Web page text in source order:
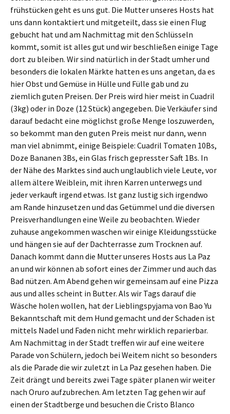
frühstücken geht es uns gut. Die Mutter unseres Hosts hat
uns dann kontaktiert und mitgeteilt, dass sie einen Flug
gebucht hat und am Nachmittag mit den Schlüsseln
kommt, somit ist alles gut und wir beschließen einige Tage
dort zu bleiben. Wir sind natürlich in der Stadt umher und
besonders die lokalen Märkte hatten es uns angetan, da es
hier Obst und Gemüse in Hülle und Fülle gab und zu
ziemlich guten Preisen. Der Preis wird hier meist in Cuadril
(3kg) oder in Doze (12 Stück) angegeben. Die Verkäufer sind
darauf bedacht eine möglichst große Menge loszuwerden,
so bekommt man den guten Preis meist nur dann, wenn
man viel abnimmt, einige Beispiele: Cuadril Tomaten 10Bs,
Doze Bananen 3Bs, ein Glas frisch gepresster Saft 1Bs. In
der Nähe des Marktes sind auch unglaublich viele Leute, vor
allem ältere Weiblein, mit ihren Karren unterwegs und
jeder verkauft irgend etwas. Ist ganz lustig sich irgendwo
am Rande hinzusetzen und das Getümmel und die diversen
Preisverhandlungen eine Weile zu beobachten. Wieder
zuhause angekommen waschen wir einige Kleidungsstücke
und hängen sie auf der Dachterrasse zum Trocknen auf.
Danach kommt dann die Mutter unseres Hosts aus La Paz
an und wir können ab sofort eines der Zimmer und auch das
Bad nützen. Am Abend gehen wir gemeinsam auf eine Pizza
aus und alles scheint in Butter. Als wir Tags darauf die
Wäsche holen wollen, hat der Lieblingspyjama von Bao Yu
Bekanntschaft mit dem Hund gemacht und der Schaden ist
mittels Nadel und Faden nicht mehr wirklich reparierbar.
Am Nachmittag in der Stadt treffen wir auf eine weitere
Parade von Schülern, jedoch bei Weitem nicht so besonders
als die Parade die wir zuletzt in La Paz gesehen haben. Die
Zeit drängt und bereits zwei Tage später planen wir weiter
nach Oruro aufzubrechen. Am letzten Tag gehen wir auf
einen der Stadtberge und besuchen die Cristo Blanco